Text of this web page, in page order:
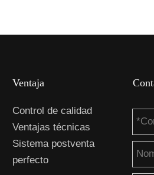
Ventaja
Control de calidad
Ventajas técnicas
Sistema postventa
perfecto